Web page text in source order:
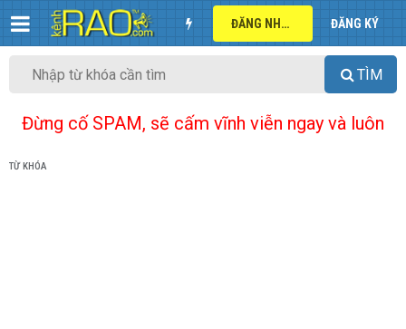
ĐĂNG NHẬP ĐĂNG KÝ
TÌM
Đừng cố SPAM, sẽ cấm vĩnh viễn ngay và luôn
TỪ KHÓA